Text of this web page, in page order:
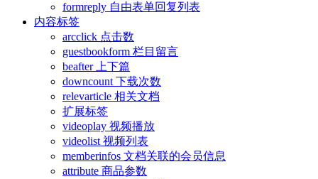
formreply 自由表单回复列表
内容标签
arcclick 点击数
guestbookform 栏目留言
beafter 上下篇
downcount 下载次数
relevarticle 相关文档
扩展标签
videoplay 视频播放
videolist 视频列表
memberinfos 文档关联的会员信息
attribute 商品参数